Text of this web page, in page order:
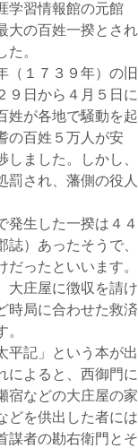
学習情報館の元館
大の百姓一揆とされ
。
１７３９年）の旧
９日から４月５日に
姓が各地で騒動を起
の百姓５万人が安
ました。しかし、
罰され、藩側の役人
生した一揆は４４
）あったそうで、
ったといいます。
大庄屋に徴収を請け
時局に合わせた救済
平記」という本が出
によると、西御門に
宿などの大庄屋の家
どを供出した者には
謀者の勘右衛門とそ